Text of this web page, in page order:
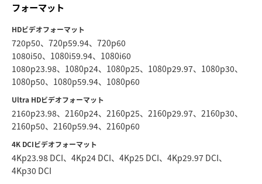
フォーマット
HDビデオフォーマット
720p50、720p59.94、720p60
1080i50、1080i59.94、1080i60
1080p23.98、1080p24、1080p25、1080p29.97、1080p30、
1080p50、1080p59.94、1080p60
Ultra HDビデオフォーマット
2160p23.98、2160p24、2160p25、2160p29.97、2160p30、
2160p50、2160p59.94、2160p60
4K DCIビデオフォーマット
4Kp23.98 DCI、4Kp24 DCI、4Kp25 DCI、4Kp29.97 DCI、
4Kp30 DCI